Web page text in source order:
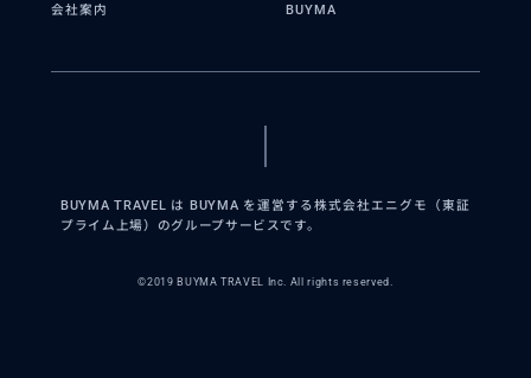
会社案内 BUYMA
BUYMA TRAVEL は BUYMA を運営する株式会社エニグモ（東証
プライム上場）のグループサービスです。
©2019 BUYMA TRAVEL Inc. All rights reserved.